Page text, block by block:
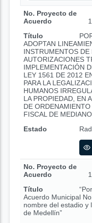
No. Proyecto de
Acuerdo
Título
ADOPTAN
INSTRUMENTOS
AUTORIZACIONES
IMPLEMENTACIÓN
LEY 1561 DE 2012
PARA LA
HUMANOS
LA PROPIEDAD, EN
DE
FISCAL DE
Estado
No. Proyecto de
Acuerdo
Título
Acuerdo Municipal
nombre del estadio y
de Medellín”